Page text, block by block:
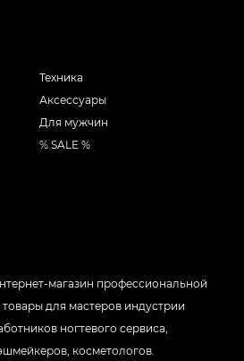
Техника
Аксессуары
Для мужчин
% SALE %
магазин профессиональной
для мастеров индустрии
ногтевого сервиса,
косметологов.